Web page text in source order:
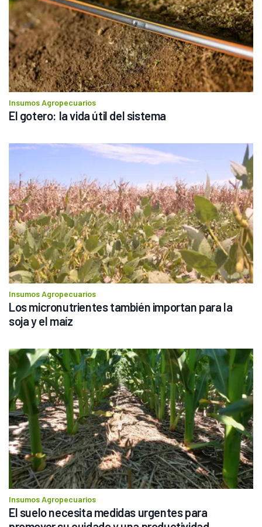
Insumos Agropecuarios
El gotero: la vida útil del sistema
Insumos Agropecuarios
Los micronutrientes también importan para la
soja y el maíz
Insumos Agropecuarios
El suelo necesita medidas urgentes para